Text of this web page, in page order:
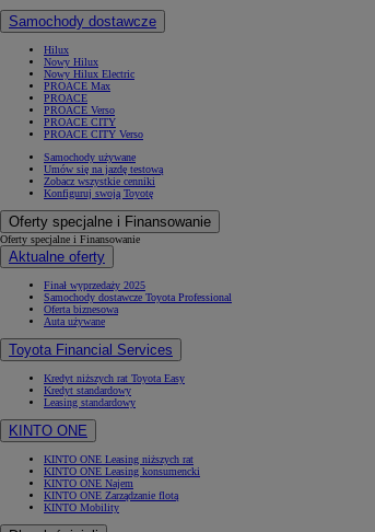
Samochody dostawcze
Hilux
Nowy Hilux
Nowy Hilux Electric
PROACE Max
PROACE
PROACE Verso
PROACE CITY
PROACE CITY Verso
Samochody używane
Umów się na jazdę testową
Zobacz wszystkie cenniki
Konfiguruj swoją Toyotę
Oferty specjalne i Finansowanie
Oferty specjalne i Finansowanie
Aktualne oferty
Finał wyprzedaży 2025
Samochody dostawcze Toyota Professional
Oferta biznesowa
Auta używane
Toyota Financial Services
Kredyt niższych rat Toyota Easy
Kredyt standardowy
Leasing standardowy
KINTO ONE
KINTO ONE Leasing niższych rat
KINTO ONE Leasing konsumencki
KINTO ONE Najem
KINTO ONE Zarządzanie flotą
KINTO Mobility